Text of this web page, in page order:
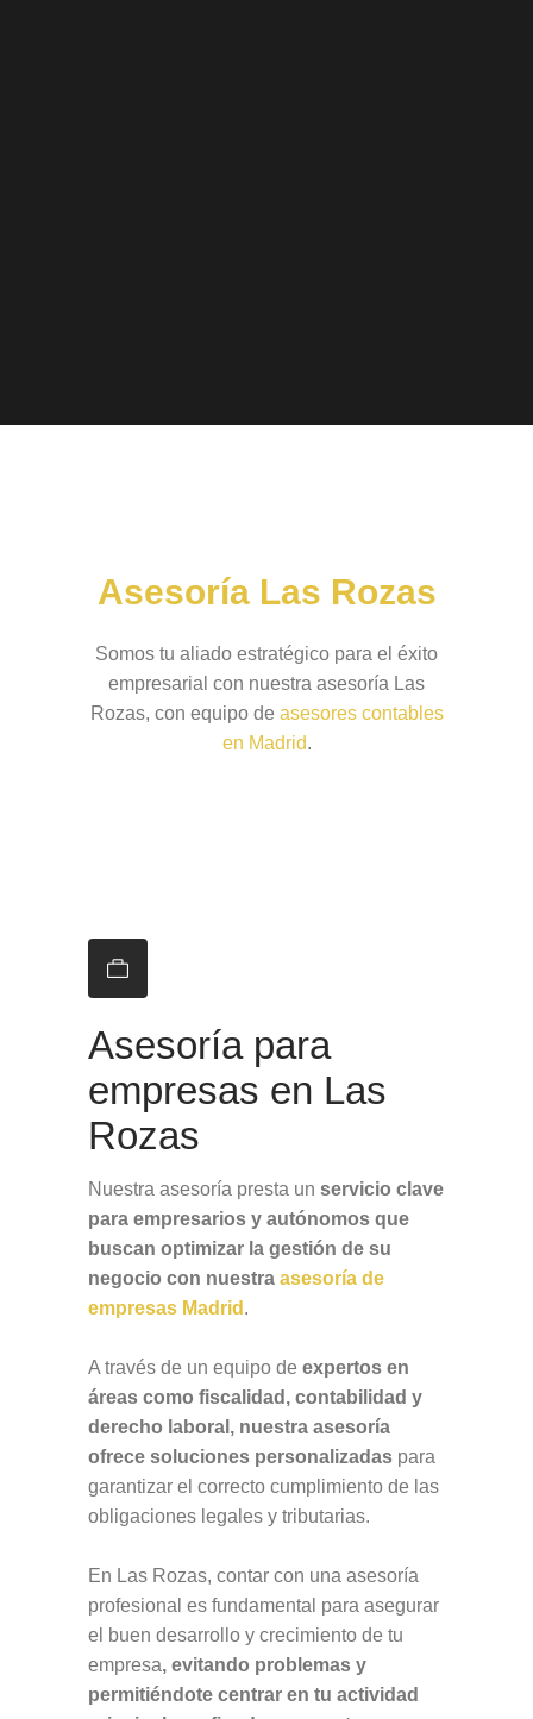
Asesoría Las Rozas
Somos tu aliado estratégico para el éxito
empresarial con nuestra asesoría Las
Rozas, con equipo de asesores contables
en Madrid.
Asesoría para
empresas en Las
Rozas
Nuestra asesoría presta un servicio clave
para empresarios y autónomos que
buscan optimizar la gestión de su
negocio con nuestra asesoría de
empresas Madrid .
A través de un equipo de expertos en
áreas como fiscalidad, contabilidad y
derecho laboral, nuestra asesoría
ofrece soluciones personalizadas para
garantizar el correcto cumplimiento de las
obligaciones legales y tributarias.
En Las Rozas, contar con una asesoría
profesional es fundamental para asegurar
el buen desarrollo y crecimiento de tu
empresa, evitando problemas y
permitiéndote centrar en tu actividad